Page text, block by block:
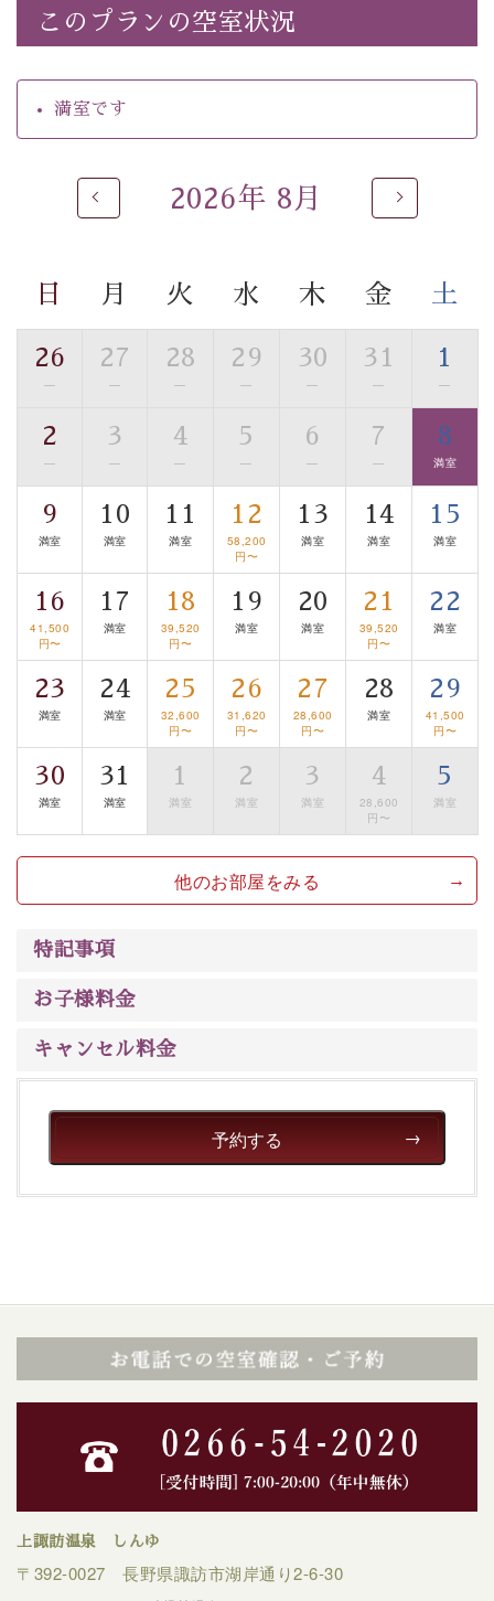
用。 足元が柔らかく、そして滑りにくい畳のお風呂で
ご了承のほどお願いいたします。
眺望はございませんが、源泉掛け流しの温泉の質を楽し
貸切温泉風呂
です。ゆったりといやされるプライベー
【旅】
■諏訪大社4社を巡る無料参拝バス
豊富な知識を持ったドライバー兼ガイドが諏訪大社をご
案内します。
事前ご予約制ですので、ご利用ご希望の方
※交通規制などにより運行できない日がございます
以上がプラン内容です。
上諏訪温泉“しんゆ”なら諏訪大社など歴史ある諏訪の街
清らかな源泉、諏訪湖に包まれるお部屋、 大人のたしな
みを感じていただける、美しく癒される宿で贅沢に幸せ
のときを安心してお過ごしください。
このプランの空室状況
満室です
2026年 8月
日 月 火 水 木 金 土
26
—
27
—
28
—
29
—
30
—
31
—
1
—
2
—
3
—
4
—
5
—
6
—
7
—
8
満室
9
満室
10
満室
11
満室
12
58,200
円〜
13
満室
14
満室
15
満室
16
41,500
円〜
17
満室
18
39,520
円〜
19
満室
20
満室
21
39,520
円〜
22
満室
23
満室
24
満室
25
32,600
円〜
26
31,620
円〜
27
28,600
円〜
28
満室
29
41,500
円〜
30
満室
31
満室
1
満室
2
満室
3
満室
4
28,600
円〜
5
満室
他のお部屋をみる
特記事項
お子様料金
キャンセル料金
予約する
上諏訪温泉 しんゆ
〒392-0027 長野県諏訪市湖岸通り2-6-30